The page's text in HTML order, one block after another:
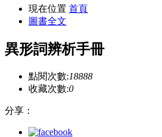
現在位置 首頁
圖書全文
異形詞辨析手冊
點閱次數:18888
收藏次數:0
分享：